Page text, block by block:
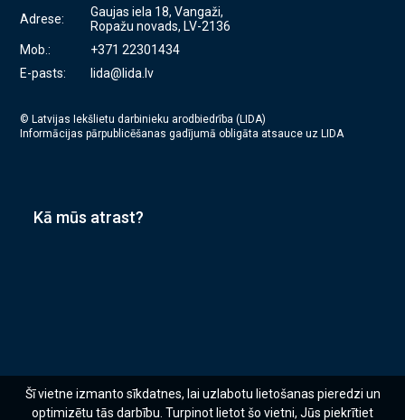
Šī vietne izmanto sīkdatnes, lai uzlabotu lietošanas pieredzi un
optimizētu tās darbību. Turpinot lietot šo vietni, Jūs piekrītiet
Adrese:
Gaujas iela 18, Vangaži,
Ropažu novads, LV-2136
Mob.:
+371 22301434
E-pasts:
lida@lida.lv
© Latvijas Iekšlietu darbinieku arodbiedrība (LIDA)
Informācijas pārpublicēšanas gadījumā obligāta atsauce uz LIDA
Kā mūs atrast?